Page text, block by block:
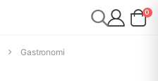
0
Gastronomi